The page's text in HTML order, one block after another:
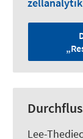
zellanalytik
Lee-